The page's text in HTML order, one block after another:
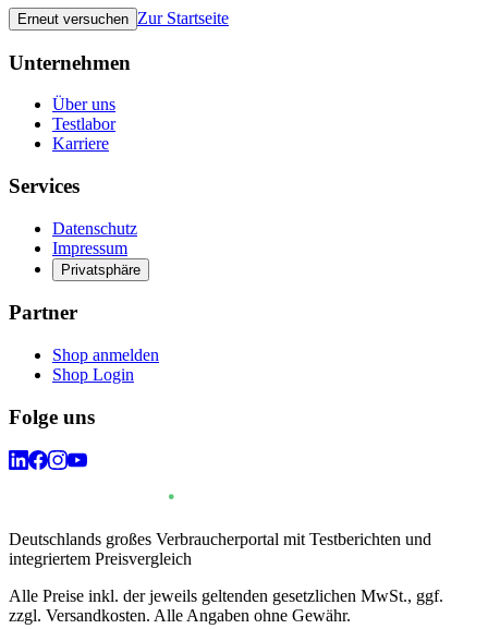
Erneut versuchen Zur Startseite
Unternehmen
Über uns
Testlabor
Karriere
Services
Datenschutz
Impressum
Privatsphäre
Partner
Shop anmelden
Shop Login
Folge uns
Deutschlands großes Verbraucherportal mit Testberichten und
integriertem Preisvergleich
Alle Preise inkl. der jeweils geltenden gesetzlichen MwSt., ggf.
zzgl. Versandkosten. Alle Angaben ohne Gewähr.